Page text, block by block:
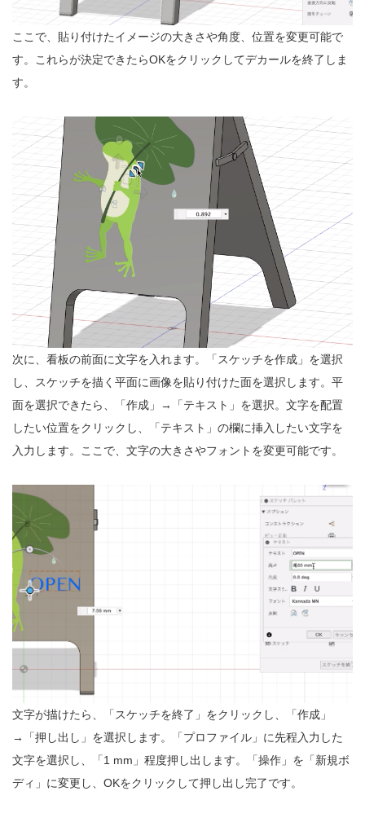
ここで、貼り付けたイメージの大きさや角度、位置を変更可能で
す。これらが決定できたらOKをクリックしてデカールを終了しま
す。
次に、看板の前面に文字を入れます。「スケッチを作成」を選択
し、スケッチを描く平面に画像を貼り付けた面を選択します。平
面を選択できたら、「作成」→「テキスト」を選択。文字を配置
したい位置をクリックし、「テキスト」の欄に挿入したい文字を
入力します。ここで、文字の大きさやフォントを変更可能です。
文字が描けたら、「スケッチを終了」をクリックし、「作成」
→「押し出し」を選択します。「プロファイル」に先程入力した
文字を選択し、「1 mm」程度押し出します。「操作」を「新規ボ
ディ」に変更し、OKをクリックして押し出し完了です。